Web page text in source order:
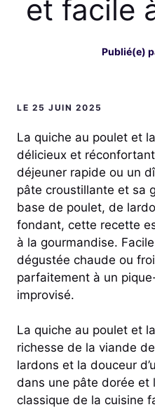
et facile
Publié(e)
LE 25 JUIN 2025
La quiche au poulet et
délicieux et
déjeuner rapide ou un
pâte croustillante et sa
base de poulet, de
fondant, cette recette
à la gourmandise.
dégustée chaude ou
parfaitement à un
improvisé.
La quiche au poulet et
richesse de la viande
lardons et la douceur
dans une pâte dorée et
classique de la cuisine